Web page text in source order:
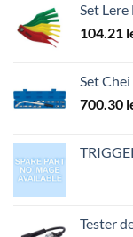
Set
104.21
Set
700.30
Tester